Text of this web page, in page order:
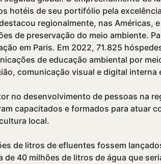
hotéis de seu portifólio pela
regionalmente, nas Américas,
de preservação do meio ambiente.
em Paris. Em 2022, 71.825
de educação ambiental por
comunicação visual e digital interna
no desenvolvimento de pessoas na
capacitados e formados para atuar
local.
de litros de efluentes fossem
40 milhões de litros de água que